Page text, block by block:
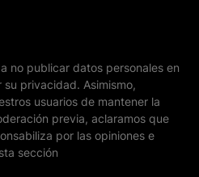
no publicar datos personales en
privacidad. Asimismo,
usuarios de mantener la
previa, aclaramos que
por las opiniones e
sección